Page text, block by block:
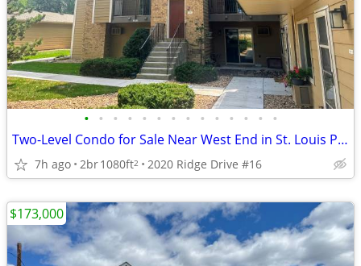
• • • • • • • • • • • • • •
Two-Level Condo for Sale Near West End in St. Louis Park
7h ago 2br1080ft2 2020 Ridge Drive #16
$173,000